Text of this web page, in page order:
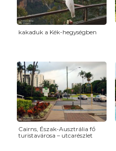
kakaduk a Kék-hegységben
Cairns, Észak-Ausztrália fő
turistavárosa – utcarészlet